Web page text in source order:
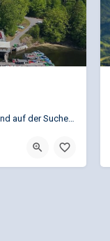
Österreich